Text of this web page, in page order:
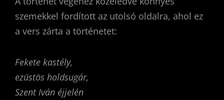
szemekkel fordított az utolsó oldalra, ahol ez
a vers zárta a történetet:
Fekete kastély,
ezüstös holdsugár,
Szent Iván éjjelén